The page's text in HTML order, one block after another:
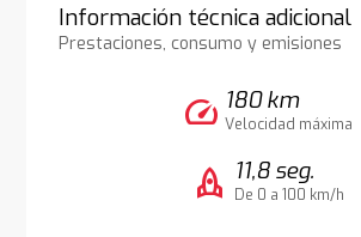
Información técnica adicional
Prestaciones, consumo y emisiones
speed 180 km
Velocidad máxima
rocket 11,8 seg.
De 0 a 100 km/h